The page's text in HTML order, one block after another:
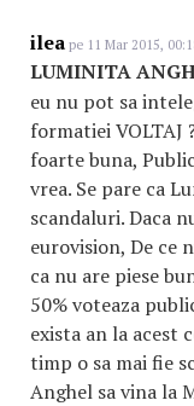
ilea pe 11 Mar 2015,
LUMINITA
eu nu pot sa
formatiei VOLTAJ
foarte buna,
vrea. Se pare ca
scandaluri. Daca
eurovision, De ce
ca nu are piese
50% voteaza
exista an la acest
timp o sa mai fie
Anghel sa vina la